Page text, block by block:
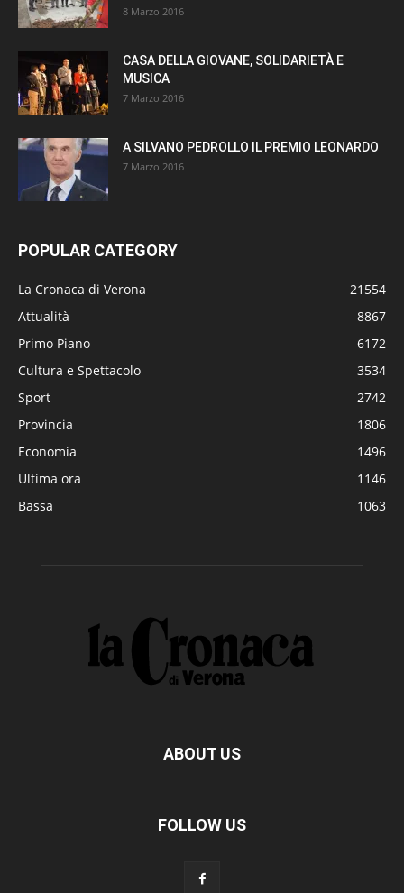
8 Marzo 2016
CASA DELLA GIOVANE, SOLIDARIETÀ E
MUSICA
7 Marzo 2016
A SILVANO PEDROLLO IL PREMIO LEONARDO
7 Marzo 2016
POPULAR CATEGORY
La Cronaca di Verona
21554
Attualità
8867
Primo Piano
6172
Cultura e Spettacolo
3534
Sport
2742
Provincia
1806
Economia
1496
Ultima ora
1146
Bassa
1063
ABOUT US
FOLLOW US